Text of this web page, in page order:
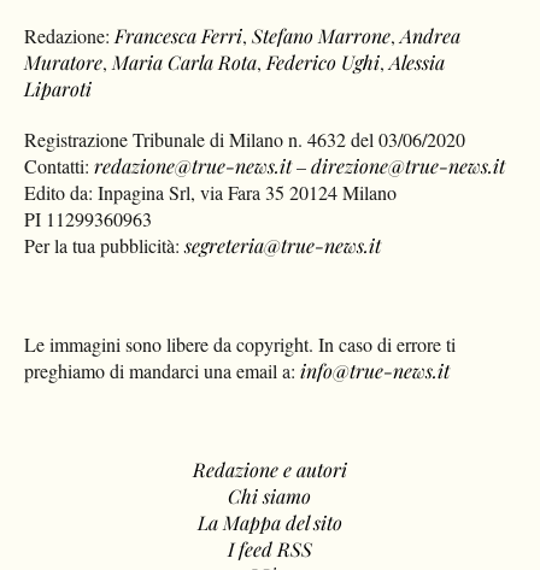
Redazione: Francesca Ferri,Stefano Marrone,Andrea
Muratore, Maria Carla Rota, Federico Ughi,Alessia
Liparoti
Registrazione Tribunale di Milano n. 4632 del 03/06/2020
Contatti:redazione@true-news.it–direzione@true-news.it
Edito da: Inpagina Srl, via Fara 35 20124 Milano
PI 11299360963
Per la tua pubblicità:segreteria@true-news.it
Le immagini sono libere da copyright. In caso di errore ti
preghiamo di mandarci una email a: info@true-news.it
Redazione e autori
Chi siamo
La Mappa del sito
I feed RSS